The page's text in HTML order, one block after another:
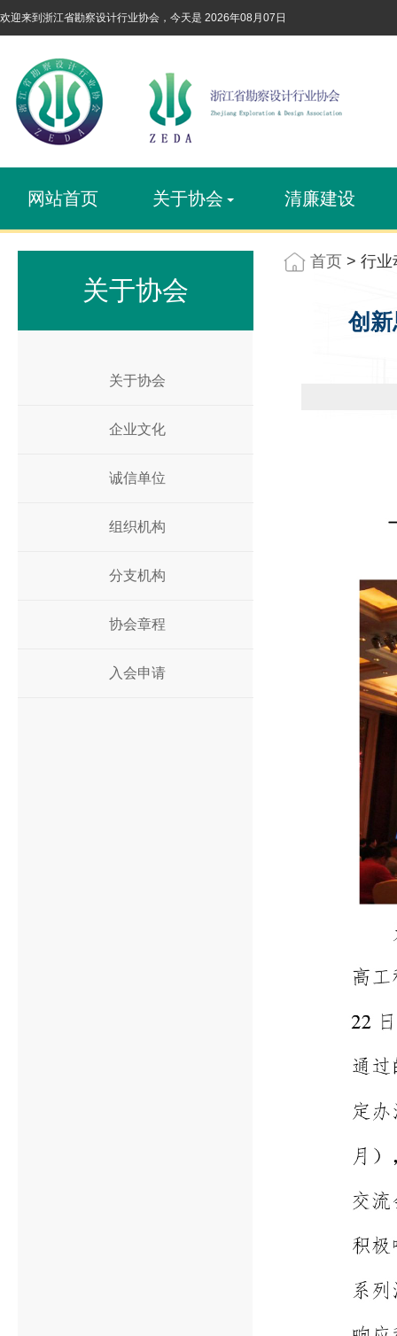
欢迎来到浙江省勘察设计行业协会，今天是 2026年08月07日
网站首页 关于协会 清廉建设
关于协会
关于协会
企业文化
诚信单位
组织机构
分支机构
协会章程
入会申请
首页 > 行业
创